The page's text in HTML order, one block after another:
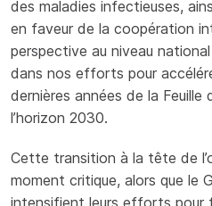
des maladies infectieuses,
en faveur de la coopération
perspective au niveau
dans nos efforts pour
dernières années de la Feuille
l’horizon 2030.
Cette transition à la tête de
moment critique, alors que le
intensifient leurs efforts pour